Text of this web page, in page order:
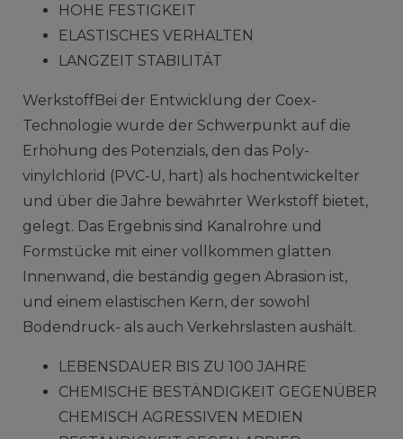
HOHE FESTIGKEIT
ELASTISCHES VERHALTEN
LANGZEIT STABILITÄT
WerkstoffBei der Entwicklung der Coex-
Technologie wurde der Schwerpunkt auf die
Erhöhung des Potenzials, den das Poly­
vinylchlorid (PVC-U, hart) als hochentwickelter
und über die Jahre bewährter Werkstoff bietet,
gelegt. Das Ergebnis sind Kanalrohre und
Formstücke mit einer vollkommen glatten
Innenwand, die beständig gegen Abrasion ist,
und einem elastischen Kern, der sowohl
Bodendruck- als auch Verkehrslasten aushält.
LEBENSDAUER BIS ZU 100 JAHRE
CHEMISCHE BESTÄNDIGKEIT GEGENÜBER
CHEMISCH AGRESSIVEN MEDIEN